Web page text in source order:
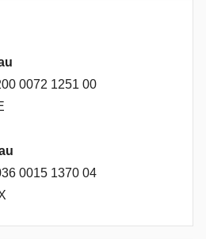
0072 1251 00
0015 1370 04